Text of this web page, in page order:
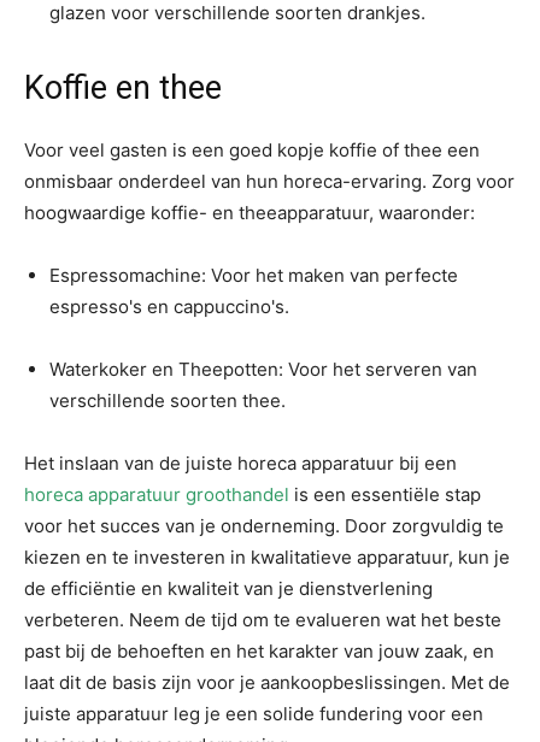
glazen voor verschillende soorten drankjes.
Koffie en thee
Voor veel gasten is een goed kopje koffie of thee een
onmisbaar onderdeel van hun horeca-ervaring. Zorg voor
hoogwaardige koffie- en theeapparatuur, waaronder:
Espressomachine: Voor het maken van perfecte
espresso's en cappuccino's.
Waterkoker en Theepotten: Voor het serveren van
verschillende soorten thee.
Het inslaan van de juiste horeca apparatuur bij een
horeca apparatuur groothandel is een essentiële stap
voor het succes van je onderneming. Door zorgvuldig te
kiezen en te investeren in kwalitatieve apparatuur, kun je
de efficiëntie en kwaliteit van je dienstverlening
verbeteren. Neem de tijd om te evalueren wat het beste
past bij de behoeften en het karakter van jouw zaak, en
laat dit de basis zijn voor je aankoopbeslissingen. Met de
juiste apparatuur leg je een solide fundering voor een